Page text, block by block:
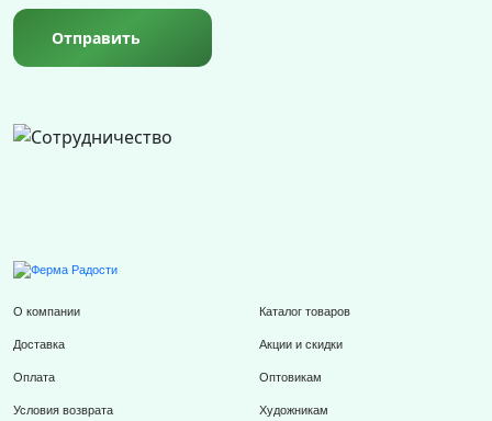
Отправить
О компании
Доставка
Оплата
Условия возврата
Каталог товаров
Акции и скидки
Оптовикам
Художникам